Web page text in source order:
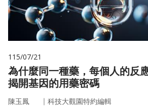
115/07/21
為什麼同一種藥，每個人的
揭開基因的用藥密碼
陳玉鳳 ｜ 科技大觀園特約編輯